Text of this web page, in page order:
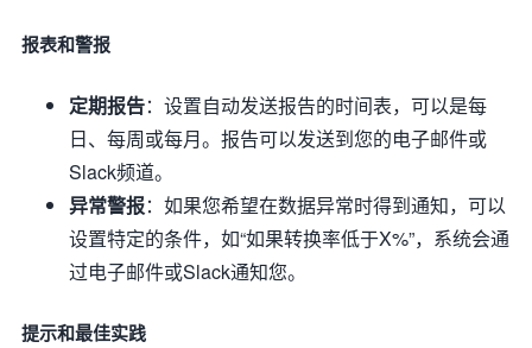
报表和警报
定期报告：设置自动发送报告的时间表，可以是每
日、每周或每月。报告可以发送到您的电子邮件或
Slack频道。
异常警报：如果您希望在数据异常时得到通知，可以
设置特定的条件，如“如果转换率低于X%”，系统会通
过电子邮件或Slack通知您。
提示和最佳实践